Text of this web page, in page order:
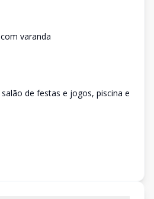
varanda
de festas e jogos, piscina e